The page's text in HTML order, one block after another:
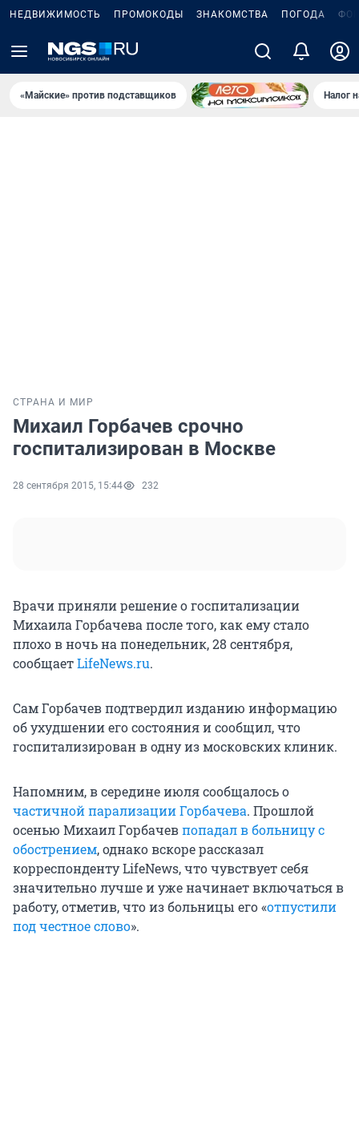
НЕДВИЖИМОСТЬ ПРОМОКОДЫ ЗНАКОМСТВА ПОГОДА
«Майские» против подставщиков Налог
СТРАНА И МИР
Михаил Горбачев срочно
госпитализирован в Москве
28 сентября 2015, 15:44 232
Врачи приняли решение о госпитализации
Михаила Горбачева после того, как ему стало
плохо в ночь на понедельник, 28 сентября,
сообщаетLifeNews.ru.
Сам Горбачев подтвердил изданию информацию
об ухудшении его состояния и сообщил, что
госпитализирован в одну из московских клиник.
Напомним, в середине июля сообщалось о
частичной парализации Горбачева. Прошлой
осенью Михаил Горбачевпопадал в больницу с
обострением, однако вскоре рассказал
корреспонденту LifeNews, что чувствует себя
значительно лучше и уже начинает включаться в
работу, отметив, что из больницы его «отпустили
под честное слово».